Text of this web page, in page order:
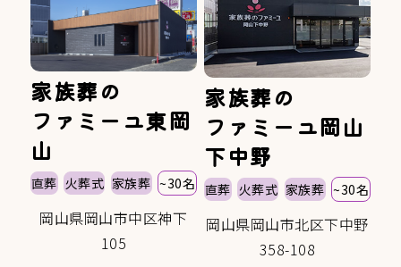
家族葬の
ファミーユ東岡
山
直葬 火葬式 家族葬 ~30名
岡山県岡山市中区神下
105
家族葬の
ファミーユ岡山
下中野
直葬 火葬式 家族葬 ~30名
岡山県岡山市北区下中野
358-108